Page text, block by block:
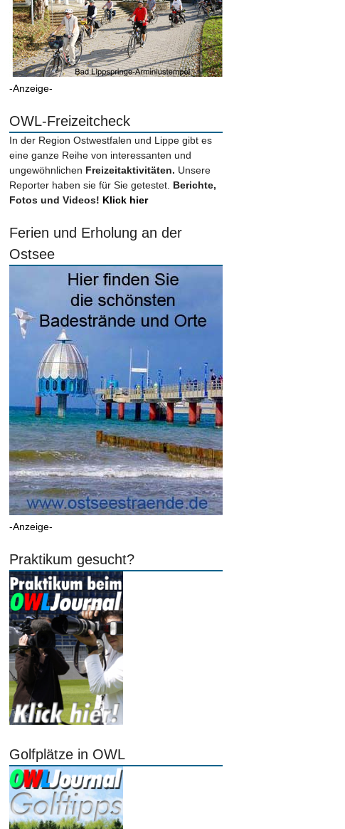
-Anzeige-
OWL-Freizeitcheck
In der Region Ostwestfalen und Lippe gibt es
eine ganze Reihe von interessanten und
ungewöhnlichen Freizeitaktivitäten. Unsere
Reporter haben sie für Sie getestet. Berichte,
Fotos und Videos! Klick hier
Ferien und Erholung an der
Ostsee
-Anzeige-
Praktikum gesucht?
Golfplätze in OWL